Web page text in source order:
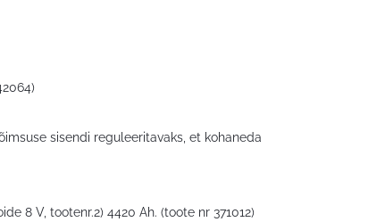
sisendi reguleeritavaks, et kohaneda
8 V, tootenr.2) 4420 Ah. (toote nr 371012)